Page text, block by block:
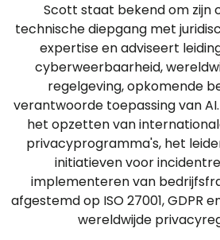
Scott staat bekend om zijn
technische diepgang met
expertise en adviseert
cyberweerbaarheid,
regelgeving, opkomende
verantwoorde toepassing van
het opzetten van
privacyprogramma's, het
initiatieven voor
implementeren van
afgestemd op ISO 27001, GDPR
wereldwijde